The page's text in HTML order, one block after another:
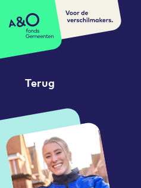
A&O fonds Gemeenten
Voor de
verschilmakers.
Terug